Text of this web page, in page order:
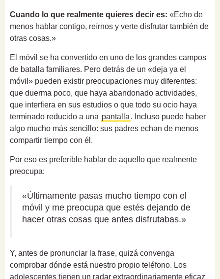
Cuando lo que realmente quieres decir es: «Echo de
menos hablar contigo, reírnos y verte disfrutar también de
otras cosas.»
El móvil se ha convertido en uno de los grandes campos
de batalla familiares. Pero detrás de un «deja ya el
móvil» pueden existir preocupaciones muy diferentes:
que duerma poco, que haya abandonado actividades,
que interfiera en sus estudios o que todo su ocio haya
terminado reducido a una pantalla . Incluso puede haber
algo mucho más sencillo: sus padres echan de menos
compartir tiempo con él.
Por eso es preferible hablar de aquello que realmente
preocupa:
«Últimamente pasas mucho tiempo con el
móvil y me preocupa que estés dejando de
hacer otras cosas que antes disfrutabas.»
Y, antes de pronunciar la frase, quizá convenga
comprobar dónde está nuestro propio teléfono. Los
adolescentes tienen un radar extraordinariamente eficaz